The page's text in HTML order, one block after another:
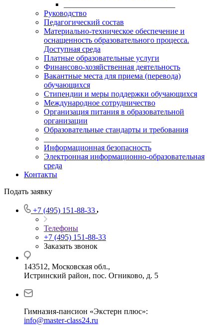
Руководство
Педагогический состав
Материально-техническое обеспечение и
оснащенность образовательного процесса.
Доступная среда
Платные образовательные услуги
Финансово-хозяйственная деятельность
Вакантные места для приема (перевода)
обучающихся
Стипендии и меры поддержки обучающихся
Международное сотрудничество
Организация питания в образовательной
организации
Образовательные стандарты и требования
Информационная безопасность
Электронная информационно-образовательная
среда
Контакты
Подать заявку
+7 (495) 151-88-33
Телефоны
+7 (495) 151-88-33
Заказать звонок
143512, Московская обл.,
Истринский район, пос. Огниково, д. 5
Гимназия-пансион «Экстерн плюс»:
info@master-class24.ru